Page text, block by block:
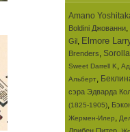
Amano
Boldini Джованни,
Gil, Elmore
Brenders,
Sweet Darrell K,
Альберт,
сэра Эдварда
(1825-1905),
Жермен-Илер,